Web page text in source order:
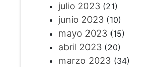
julio 2023(21)
junio 2023(10)
mayo 2023(15)
abril 2023(20)
marzo 2023(34)